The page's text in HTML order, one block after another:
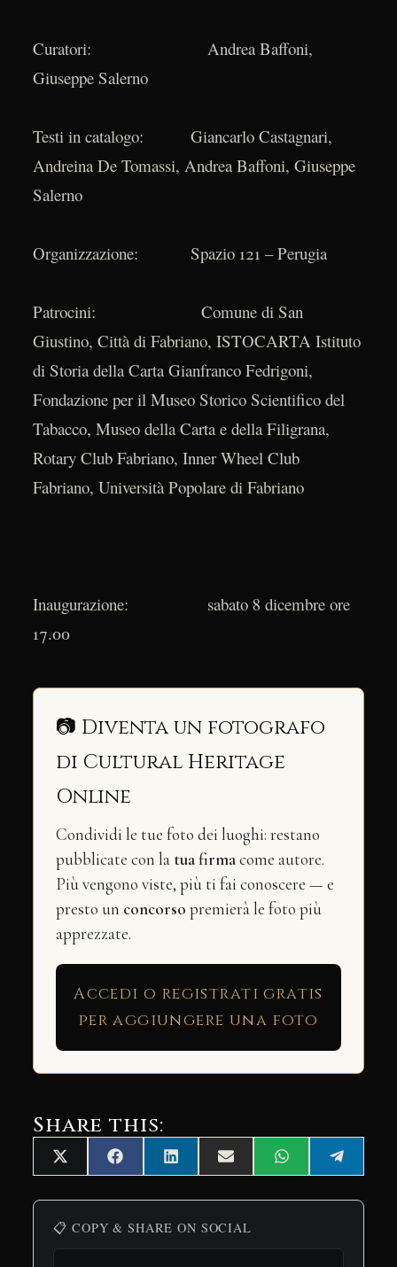
Curatori: Andrea Baffoni,
Giuseppe Salerno
Testi in catalogo: Giancarlo Castagnari,
Andreina De Tomassi, Andrea Baffoni, Giuseppe
Salerno
Organizzazione: Spazio 121 – Perugia
Patrocini: Comune di San
Giustino, Città di Fabriano, ISTOCARTA Istituto
di Storia della Carta Gianfranco Fedrigoni,
Fondazione per il Museo Storico Scientifico del
Tabacco, Museo della Carta e della Filigrana,
Rotary Club Fabriano, Inner Wheel Club
Fabriano, Università Popolare di Fabriano
Inaugurazione: sabato 8 dicembre ore
17.00
📷 Diventa un fotografo
di Cultural Heritage
Online
Condividi le tue foto dei luoghi: restano
pubblicate con la tua firmacome autore.
Più vengono viste, più ti fai conoscere — e
presto un concorso premierà le foto più
apprezzate.
Accedi o registrati gratis
per aggiungere una foto
Share this:
Share
on
X
(Twitter)
Share
on
FacebookShare
on
LinkedInShare
on
Email Share
on
WhatsAppShare
on
📋 COPY & SHARE ON SOCIAL